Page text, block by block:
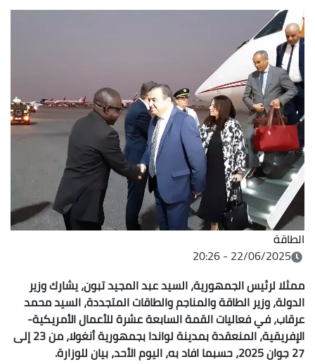
الطاقة
22/06/2025 - 20:26
ممثلا لرئيس الجمهورية، السيد عبد المجيد تبون، يشارك وزير
الدولة، وزير الطاقة والمناجم والطاقات المتجددة، السيد محمد
عرقاب، في فعاليات القمة السابعة عشرة للأعمال الأمريكية-
الإفريقية، المنعقدة بمدينة لواندا بجمهورية أنغولا، من 23 إلى
27 جوان 2025، حسبما افاد به، اليوم الأحد، بيان للوزارة.